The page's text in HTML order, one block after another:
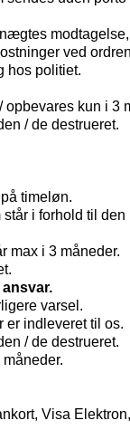
modtagelse,
ved
hos politiet.
kun i 3
/ de destrueret.
timeløn.
i forhold til
max i 3 måneder.
varsel.
er indleveret til os.
/ de destrueret.
Visa